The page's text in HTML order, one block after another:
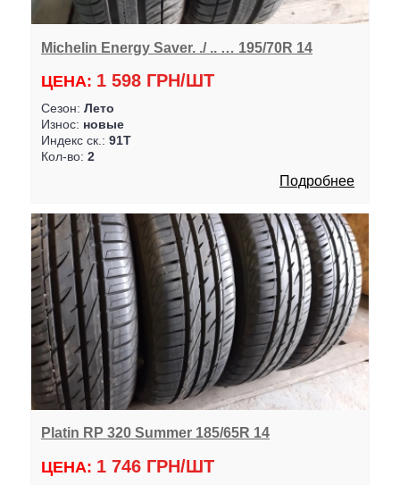
Michelin Energy Saver. ./ .. … 195/70R 14
ЦЕНА: 1 598 ГРН/ШТ
Сезон: Лето
Износ: новые
Индекс ск.: 91T
Кол-во: 2
Подробнее
Platin RP 320 Summer 185/65R 14
ЦЕНА: 1 746 ГРН/ШТ